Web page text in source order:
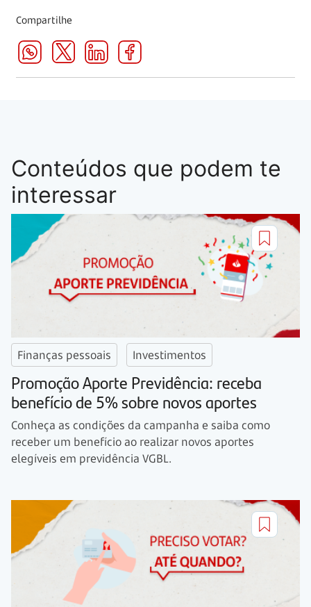
Compartilhe
Conteúdos que podem te
interessar
Finanças pessoais Investimentos
Promoção Aporte Previdência: receba
benefício de 5% sobre novos aportes
Conheça as condições da campanha e saiba como
receber um benefício ao realizar novos aportes
elegíveis em previdência VGBL.